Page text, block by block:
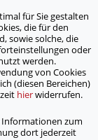
für Sie gestalten
die für den
sowie solche, die
oder
werden.
von Cookies
(diesen Bereichen)
hierwiderrufen.
zum
dort jederzeit